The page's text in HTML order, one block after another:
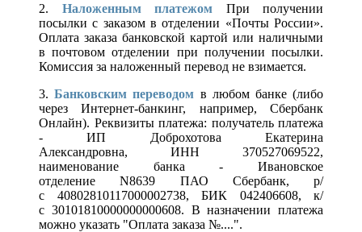
2. Наложенным платежом При получении
посылки с заказом в отделении «Почты России».
Оплата заказа банковской картой или наличными
в почтовом отделении при получении посылки.
Комиссия за наложенный перевод не взимается.
3.Банковским переводом в любом банке (либо
через Интернет-банкинг, например, Сбербанк
Онлайн). Реквизиты платежа: получатель платежа
- ИП Доброхотова Екатерина
Александровна, ИНН 370527069522,
наименование банка - Ивановское
отделение N8639 ПАО Сбербанк, р/
с 40802810117000002738, БИК 042406608, к/
с 30101810000000000608. В назначении платежа
можно указать "Оплата заказа №....".